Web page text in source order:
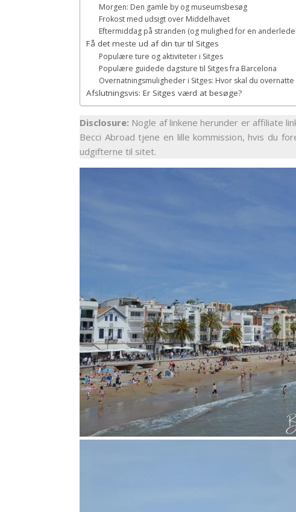
Morgen: Den gamle by og museumsbesøg
Frokost med udsigt over Middelhavet
Eftermiddag på stranden (og mulighed for en
Få det meste ud af din tur til Sitges
Populære ture og aktiviteter i Sitges
Populære guidede dagsture til Sitges fra Barcelona
Overnatningsmuligheder i Sitges: Hvor skal du overnatte
Afslutningsvis: Er Sitges værd at besøge?
Disclosure: Nogle af linkene herunder er affiliate
Becci Abroad tjene en lille kommission, hvis du
udgifterne til sitet.